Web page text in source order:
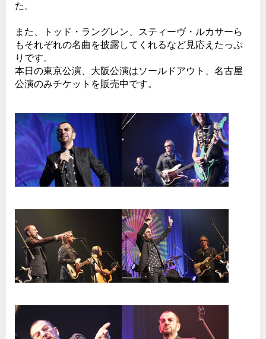
た。
また、トッド・ラングレン、スティーヴ・ルカサーら
もそれぞれの名曲を披露してくれるなど見応えたっぷ
りです。
本日の東京公演、大阪公演はソールドアウト、名古屋
公演のみチケットを販売中です。